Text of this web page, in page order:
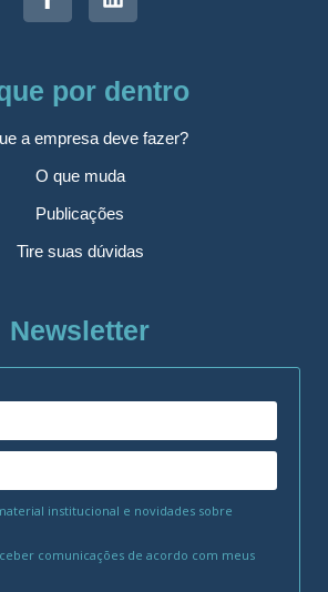
por dentro
a empresa deve fazer?
O que muda
Publicações
Tire suas dúvidas
Newsletter
institucional e novidades sobre
comunicações de acordo com meus